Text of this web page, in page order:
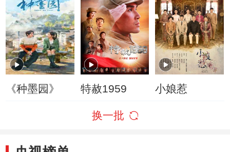
《种墨园》 特赦1959 小娘惹
换一批